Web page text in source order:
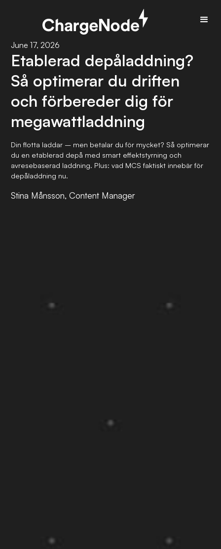
June 17, 2026
Etablerad depåladdning?
Så optimerar du driften
och förbereder dig för
megawattladdning
Din flotta laddar – men betalar du för mycket? Så optimerar
du en etablerad depå med smart effektstyrning och
avresebaserad laddning. Plus: vad MCS faktiskt innebär för
depåladdning nu.
Stina Månsson, Content Manager